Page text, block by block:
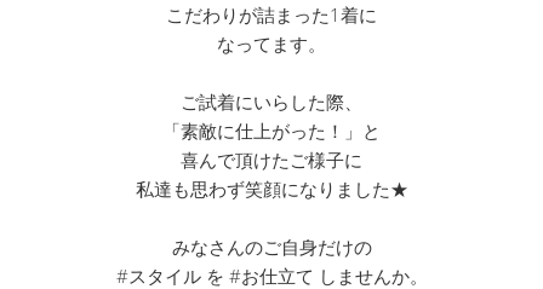
こだわりが詰まった1着に
なってます。
ご試着にいらした際、
「素敵に仕上がった！」と
喜んで頂けたご様子に
私達も思わず笑顔になりました★
みなさんのご自身だけの
#スタイル を #お仕立て しませんか。